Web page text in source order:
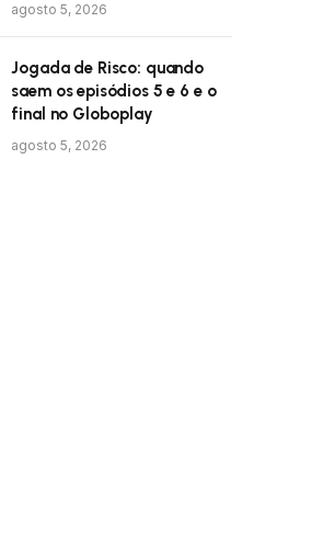
agosto 5, 2026
Jogada de Risco: quando
saem os episódios 5 e 6 e o
final no Globoplay
agosto 5, 2026